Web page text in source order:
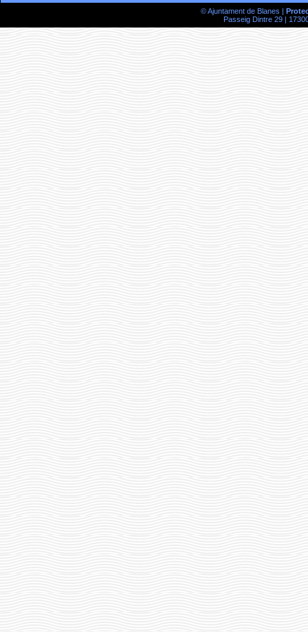
© Ajuntament de Blanes |
Passeig Dintre 29 |